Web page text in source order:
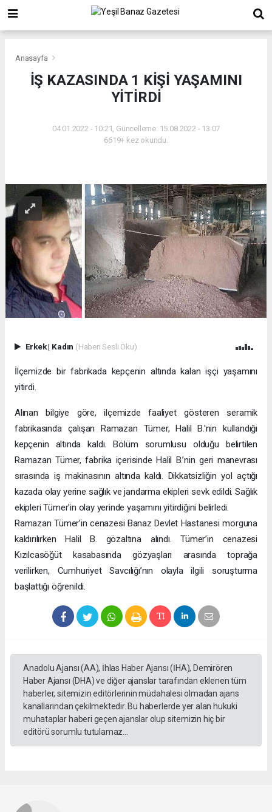
Anasayfa
İŞ KAZASINDA 1 KİŞİ YAŞAMINI
YİTİRDİ
04.01.2022 - 10:21, Güncelleme: 15.08.2022 - 13:07
6619+ kez okundu.
Erkek| Kadın (Haberi Sesli Oku)
İlçemizde bir fabrikada kepçenin altında kalan işçi yaşamını
yitirdi.
Alınan bilgiye göre, ilçemizde faaliyet gösteren seramik
fabrikasında çalışan Ramazan Tümer, Halil B.'nin kullandığı
kepçenin altında kaldı. Bölüm sorumlusu olduğu belirtilen
Ramazan Tümer, fabrika içerisinde Halil B.’nin geri manevrası
sırasında iş makinasının altında kaldı. Dikkatsizliğin yol açtığı
kazada olay yerine sağlık ve jandarma ekipleri sevk edildi. Sağlık
ekipleri Tümer'in olay yerinde yaşamını yitirdiğini belirledi.
Ramazan Tümer’in cenazesi Banaz Devlet Hastanesi morguna
kaldırılırken Halil B. gözaltına alındı. Tümer’in cenazesi
Kızılcasöğüt kasabasında gözyaşları arasında toprağa
verilirken, Cumhuriyet Savcılığı’nın olayla ilgili soruşturma
başlattığı öğrenildi.
Anadolu Ajansı (AA), İhlas Haber Ajansı (İHA), Demirören
Haber Ajansı (DHA) ve diğer ajanslar tarafından eklenen tüm
haberler, sitemizin editörlerinin müdahalesi olmadan ajans
kanallarından çekilmektedir. Bu haberlerde yer alan hukuki
muhataplar haberi geçen ajanslar olup sitemizin hiç bir
editörü sorumlu tutulamaz...